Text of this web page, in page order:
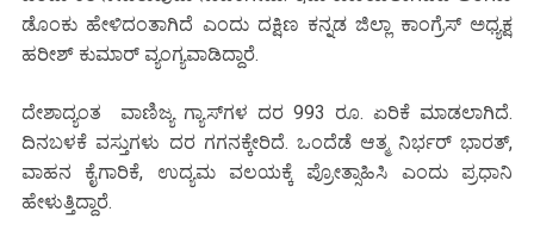
ಡೊಂಕು ಹೇಳಿದಂತಾಗಿದೆ ಎಂದು ದಕ್ಷಿಣ ಕನ್ನಡ ಜಿಲ್ಲಾ ಕಾಂಗ್ರೆಸ್ ಅಧ್ಯಕ್ಷ
ಹರೀಶ್ ಕುಮಾರ್ ವ್ಯಂಗ್ಯವಾಡಿದ್ದಾರೆ.
ದೇಶಾದ್ಯಂತ ವಾಣಿಜ್ಯ ಗ್ಯಾಸ್‌ಗಳ ದರ 993 ರೂ. ಏರಿಕೆ ಮಾಡಲಾಗಿದೆ.
ದಿನಬಳಕೆ ವಸ್ತುಗಳು ದರ ಗಗನಕ್ಕೇರಿದೆ. ಒಂದೆಡೆ ಆತ್ಮ ನಿರ್ಭರ್ ಭಾರತ್,
ವಾಹನ ಕೈಗಾರಿಕೆ, ಉದ್ಯಮ ವಲಯಕ್ಕೆ ಪ್ರೋತ್ಸಾಹಿಸಿ ಎಂದು ಪ್ರಧಾನಿ
ಹೇಳುತ್ತಿದ್ದಾರೆ.